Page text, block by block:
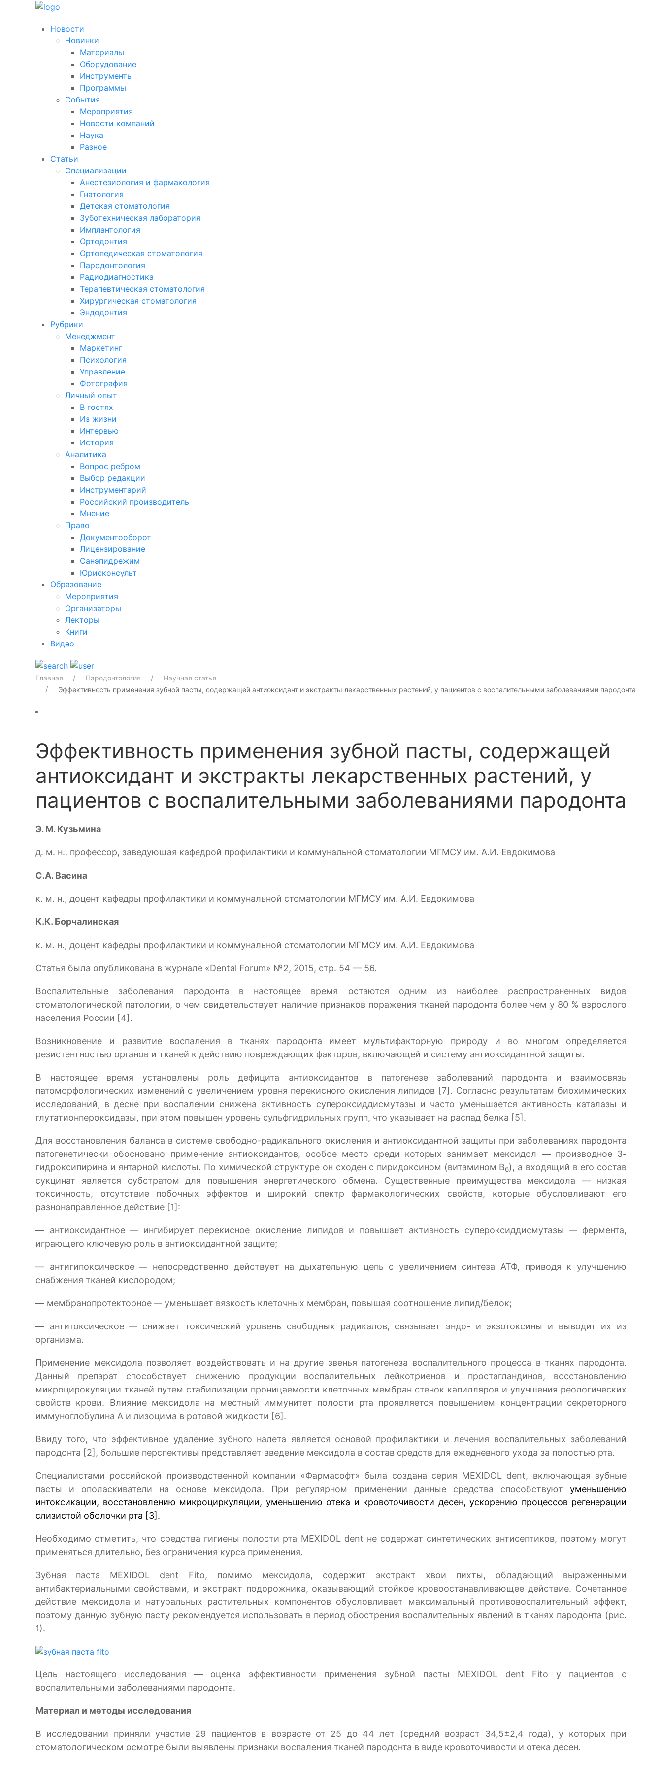
Новости
Новинки
Материалы
Оборудование
Инструменты
Программы
События
Мероприятия
Новости компаний
Наука
Разное
Статьи
Специализации
Анестезиология и фармакология
Гнатология
Детская стоматология
Зуботехническая лаборатория
Имплантология
Ортодонтия
Ортопедическая стоматология
Пародонтология
Радиодиагностика
Терапевтическая стоматология
Хирургическая стоматология
Эндодонтия
Рубрики
Менеджмент
Маркетинг
Психология
Управление
Фотография
Личный опыт
В гостях
Из жизни
Интервью
История
Аналитика
Вопрос ребром
Выбор редакции
Инструментарий
Российский производитель
Мнение
Право
Документооборот
Лицензирование
Санэпидрежим
Юрисконсульт
Образование
Мероприятия
Организаторы
Лекторы
Книги
Видео
Главная Пародонтология
Научная статья
Эффективность применения зубной пасты, содержащей антиоксидант и экстракты лекарственных растений, у пациентов с воспалительными заболеваниями пародонта
Эффективность применения зубной пасты, содержащей
антиоксидант и экстракты лекарственных растений, у
пациентов с воспалительными заболеваниями пародонта
Э. М. Кузьмина
д. м. н., профессор, заведующая кафедрой профилактики и коммунальной стоматологии МГМСУ им. А.И. Евдокимова
С.А. Васина
к. м. н., доцент кафедры профилактики и коммунальной стоматологии МГМСУ им. А.И. Евдокимова
К.К. Борчалинская
к. м. н., доцент кафедры профилактики и коммунальной стоматологии МГМСУ им. А.И. Евдокимова
Статья была опубликована в журнале «Dental Forum» №2, 2015, стр. 54 — 56.
Воспалительные заболевания пародонта в настоящее время остаются одним из наиболее распространенных видов
стоматологической патологии, о чем свидетельствует наличие признаков поражения тканей пародонта более чем у 80 % взрослого
населения России [4].
Возникновение и развитие воспаления в тканях пародонта имеет мультифакторную природу и во многом определяется
резистентностью органов и тканей к действию повреждающих факторов, включающей и систему антиоксидантной защиты.
В настоящее время установлены роль дефицита антиоксидантов в патогенезе заболеваний пародонта и взаимосвязь
патоморфологических изменений с увеличением уровня перекисного окисления липидов [7]. Согласно результатам биохимических
исследований, в десне при воспалении снижена активность супероксиддисмутазы и часто уменьшается активность каталазы и
глутатионпероксидазы, при этом повышен уровень сульфгидрильных групп, что указывает на распад белка [5].
Для восстановления баланса в системе свободно-радикального окисления и антиоксидантной защиты при заболеваниях пародонта
патогенетически обосновано применение антиоксидантов, особое место среди которых занимает мексидол — производное 3-
гидроксипирина и янтарной кислоты. По химической структуре он сходен с пиридоксином (витамином В6), а входящий в его состав
сукцинат является субстратом для повышения энергетического обмена. Существенные преимущества мексидола — низкая
токсичность, отсутствие побочных эффектов и широкий спектр фармакологических свойств, которые обусловливают его
разнонаправленное действие [1]:
— антиоксидантное— ингибирует перекисное окисление липидов и повышает активность супероксиддисмутазы— фермента,
играющего ключевую роль в антиоксидантной защите;
— антигипоксическое— непосредственно действует на дыхательную цепь с увеличением синтеза АТФ, приводя к улучшению
снабжения тканей кислородом;
— мембранопротекторное — уменьшает вязкость клеточных мембран, повышая соотношение липид/белок;
— антитоксическое— снижает токсический уровень свободных радикалов, связывает эндо- и экзотоксины и выводит их из
организма.
Применение мексидола позволяет воздействовать и на другие звенья патогенеза воспалительного процесса в тканях пародонта.
Данный препарат способствует снижению продукции воспалительных лейкотриенов и простагландинов, восстановлению
микроцирокуляции тканей путем стабилизации проницаемости клеточных мембран стенок капилляров и улучшения реологических
свойств крови. Влияние мексидола на местный иммунитет полости рта проявляется повышением концентрации секреторного
иммуноглобулина А и лизоцима в ротовой жидкости [6].
Ввиду того, что эффективное удаление зубного налета является основой профилактики и лечения воспалительных заболеваний
пародонта [2], большие перспективы представляет введение мексидола в состав средств для ежедневного ухода за полостью рта.
Специалистами российской производственной компании «Фармасофт» была создана серия MEXIDOL dent, включающая зубные
пасты и ополаскиватели на основе мексидола. При регулярном применении данные средства способствуют уменьшению
интоксикации, восстановлению микроциркуляции, уменьшению отека и кровоточивости десен, ускорению процессов регенерации
слизистой оболочки рта [3].
Необходимо отметить, что средства гигиены полости рта MEXIDOL dent не содержат синтетических антисептиков, поэтому могут
применяться длительно, без ограничения курса применения.
Зубная паста MEXIDOL dent Fito, помимо мексидола, содержит экстракт хвои пихты, обладающий выраженными
антибактериальными свойствами, и экстракт подорожника, оказывающий стойкое кровоостанавливающее действие. Сочетанное
действие мексидола и натуральных растительных компонентов обусловливает максимальный противовоспалительный эффект,
поэтому данную зубную пасту рекомендуется использовать в период обострения воспалительных явлений в тканях пародонта (рис.
1).
Цель настоящего исследования — оценка эффективности применения зубной пасты MEXIDOL dent Fitoу пациентов с
воспалительными заболеваниями пародонта.
Материал и методы исследования
В исследовании приняли участие 29 пациентов в возрасте от 25 до 44 лет (средний возраст 34,5±2,4 года), у которых при
стоматологическом осмотре были выявлены признаки воспаления тканей пародонта в виде кровоточивости и отека десен.